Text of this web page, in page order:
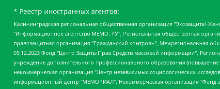
* Реестр иностранных агентов:
Калининградская региональная общественная организация "Экозащита!-Женсовет", Фонд содействия защите прав и свобод граждан "Общественный вердикт", Фонд "Институт Развития Свободы Информации", Частное учреждение "Информационное агентство МЕМО. РУ", Региональная общественная организация "Общественная комиссия по сохранению наследия академика Сахарова", Фонд поддержки свободы прессы, Санкт-Петербургская общественная правозащитная организация "Гражданский контроль", Межрегиональная общественная организация "Информационно-просветительский центр "Мемориал", Региональный Фонд "Центр Защиты Прав Средств Массовой Информации", с 05.12.2023 Фонд "Центр Защиты Прав Средств массовой информации", Региональная общественная благотворительная организация помощи беженцам и мигрантам "Гражданское содействие", Негосударственное образовательное учреждение дополнительного профессионального образования (повышение квалификации) специалистов "АКАДЕМИЯ ПО ПРАВАМ ЧЕЛОВЕКА", Свердловская региональная общественная организация "Сутяжник", Автономная некоммерческая организация "Центр независимых социологических исследований", Союз общественных объединений "Российский исследовательский центр по правам человека", Региональное общественное учреждение научно-информационный центр "МЕМОРИАЛ", Некоммерческая организация "Фонд защиты гласности", Автономная некоммерческая организация "Институт прав человека", Городская общественная организация "Екатеринбургское общество "МЕМОРИАЛ", Городская общественная организация "Рязанское историко-просветительское и правозащитное общество "Мемориал" (Рязанский Мемориал), Челябинский региональный орган общественной самодеятельности – женское общественное объединение "Женщины Евразии", Челябинский региональный орган общественной самодеятельности "Уральская правозащитная группа", Фонд содействия защите здоровья и социальной справедливости имени Андрея Рылькова, Автономная Некоммерческая Организация "Аналитический Центр Юрия Левады", Автономная некоммерческая организация социальной поддержки населения "Проект Апрель", Региональная общественная организация помощи женщинам и детям, находящимся в кризисной ситуации "Информационно-методический центр "Анна", Фонд содействия развитию массовых коммуникаций и правовому просвещению "Так-так-Так", Фонд содействия устойчивому развитию "Серебряная тайга", Свердловский региональный общественный фонд социальных проектов "Новое время", "Idel.Реалии", Кавказ.Реалии, Крым.Реалии, Телеканал Настоящее Время, Татаро-башкирская служба Радио Свобода (Azatliq Radiosi), Радио Свободная Европа/Радио Свобода (PCE/PC), "Сибирь.Реалии", "Фактограф", Благотворительный фонд помощи осужденным и их семьям, Автономная некоммерческая организация "Институт глобализации и социальных движений", Фонд "В защиту прав заключенных", Частное учреждение "Центр поддержки и содействия развитию средств массовой информации", Пензенский региональный общественный благотворительный фонд "Гражданский союз", "Север.Реалии", Некоммерческая организация Фонд "Правовая инициатива", Общество с ограниченной ответственностью "Радио Свободная Европа/Радио Свобода", Чешское информационное агентство "MEDIUM-ORIENT", Красноярская региональная общественная организация "Мы против СПИДа", Камалягин Денис Николаевич, Маркелов Сергей